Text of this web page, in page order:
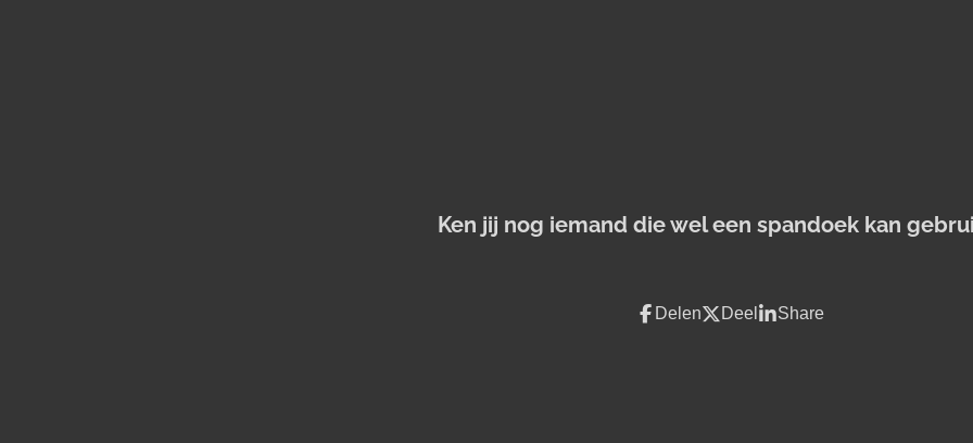
Ken jij nog iemand die wel een spandoek kan
Delen Deel Share